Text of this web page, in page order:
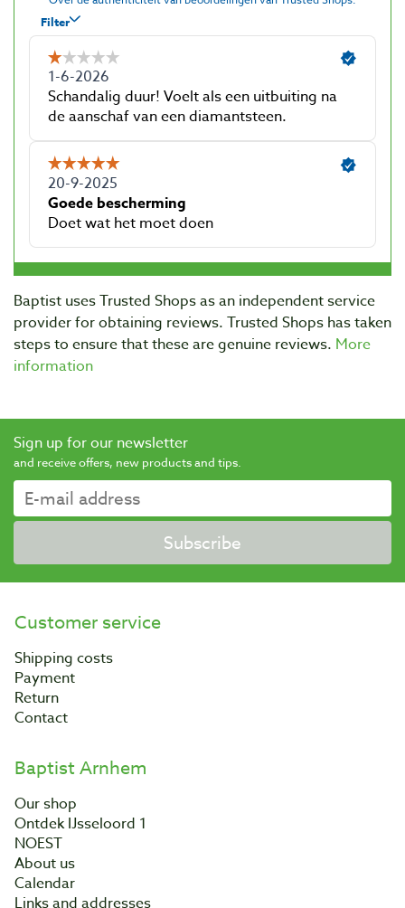
Baptist uses Trusted Shops as an independent service
provider for obtaining reviews. Trusted Shops has taken
steps to ensure that these are genuine reviews. More
information
Sign up for our newsletter
and receive offers, new products and tips.
Subscribe
Customer service
Shipping costs
Payment
Return
Contact
Baptist Arnhem
Our shop
Ontdek IJsseloord 1
NOEST
About us
Calendar
Links and addresses